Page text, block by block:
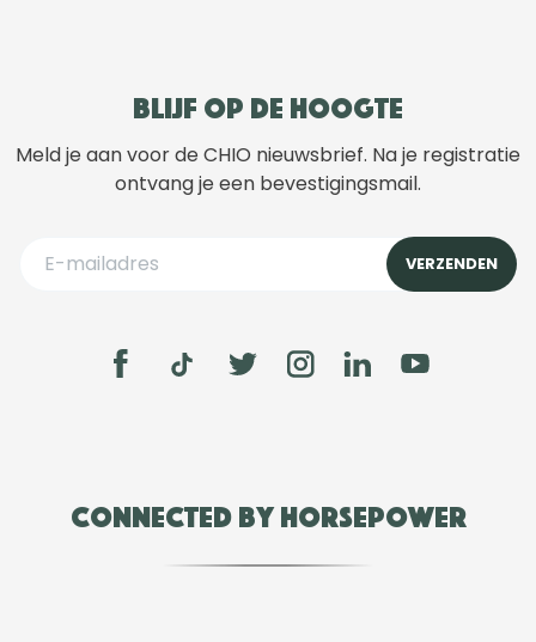
Blijf op de hoogte
Meld je aan voor de CHIO nieuwsbrief. Na je registratie
ontvang je een bevestigingsmail.
Connected by Horsepower